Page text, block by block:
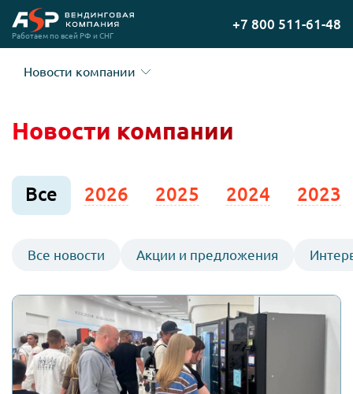
Перейти
на
Работаем по всей РФ и СНГ
+7 800 511-61-48
Новости компании
Новости компании
Все 2026 2025 2024 2023
Все новости Акции и предложения